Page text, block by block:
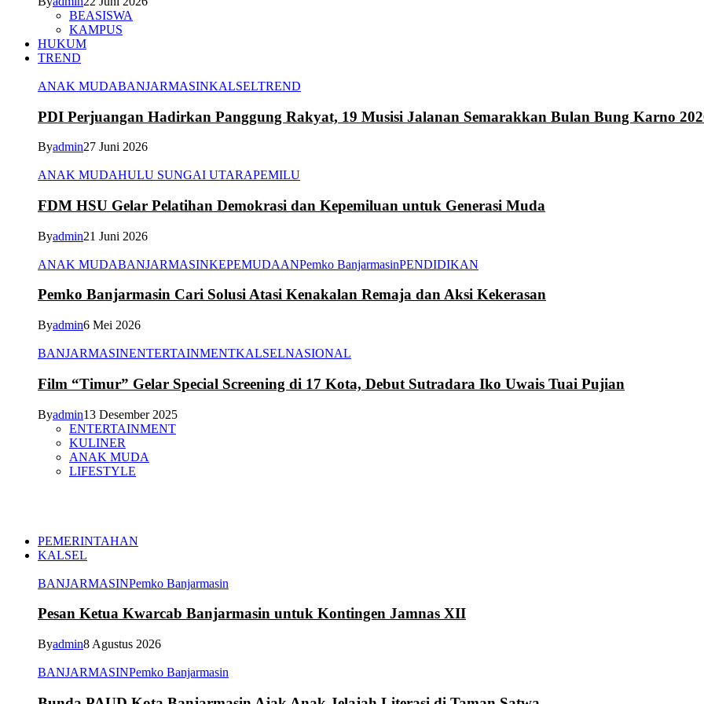
BEASISWA
KAMPUS
HUKUM
TREND
ANAK MUDABANJARMASINKALSELTREND
PDI Perjuangan Hadirkan Panggung Rakyat, 19 Musisi Jalanan Semarakkan Bulan Bung Karno
Byadmin27 Juni 2026
ANAK MUDAHULU SUNGAI UTARAPEMILU
FDM HSU Gelar Pelatihan Demokrasi dan Kepemiluan untuk Generasi Muda
Byadmin21 Juni 2026
ANAK MUDABANJARMASINKEPEMUDAANPemko BanjarmasinPENDIDIKAN
Pemko Banjarmasin Cari Solusi Atasi Kenakalan Remaja dan Aksi Kekerasan
Byadmin6 Mei 2026
BANJARMASINENTERTAINMENTKALSELNASIONAL
Film “Timur” Gelar Special Screening di 17 Kota, Debut Sutradara Iko Uwais Tuai Pujian
Byadmin13 Desember 2025
ENTERTAINMENT
KULINER
ANAK MUDA
LIFESTYLE
PEMERINTAHAN
KALSEL
BANJARMASINPemko Banjarmasin
Pesan Ketua Kwarcab Banjarmasin untuk Kontingen Jamnas XII
Byadmin8 Agustus 2026
BANJARMASINPemko Banjarmasin